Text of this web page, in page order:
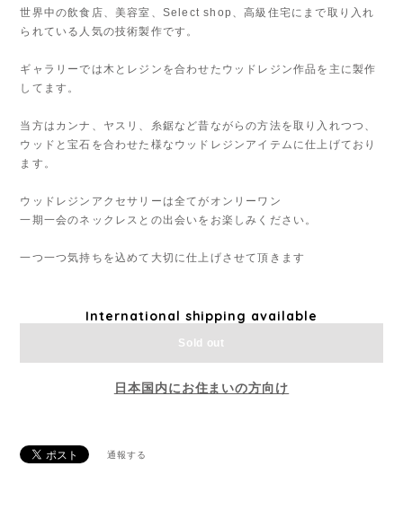
世界中の飲食店、美容室、Select shop、高級住宅にまで取り入れ
られている人気の技術製作です。
ギャラリーでは木とレジンを合わせたウッドレジン作品を主に製作
してます。
当方はカンナ、ヤスリ、糸鋸など昔ながらの方法を取り入れつつ、
ウッドと宝石を合わせた様なウッドレジンアイテムに仕上げており
ます。
ウッドレジンアクセサリーは全てがオンリーワン
一期一会のネックレスとの出会いをお楽しみください。
一つ一つ気持ちを込めて大切に仕上げさせて頂きます
International shipping available
Sold out
日本国内にお住まいの方向け
通報する